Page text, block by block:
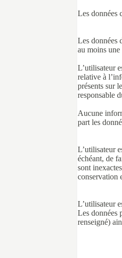
Les données
Les données
au moins une
L’utilisateur
relative à
présents sur
responsable
Aucune
part les
L’utilisateur
échéant, de
sont
conservation
L’utilisateur
Les données
renseigné)